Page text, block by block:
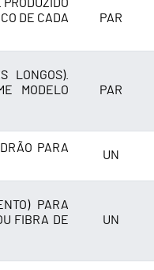
DE CADA
PAR
LONGOS).
MODELO
PAR
PARA
UN
PARA
FIBRA DE
UN